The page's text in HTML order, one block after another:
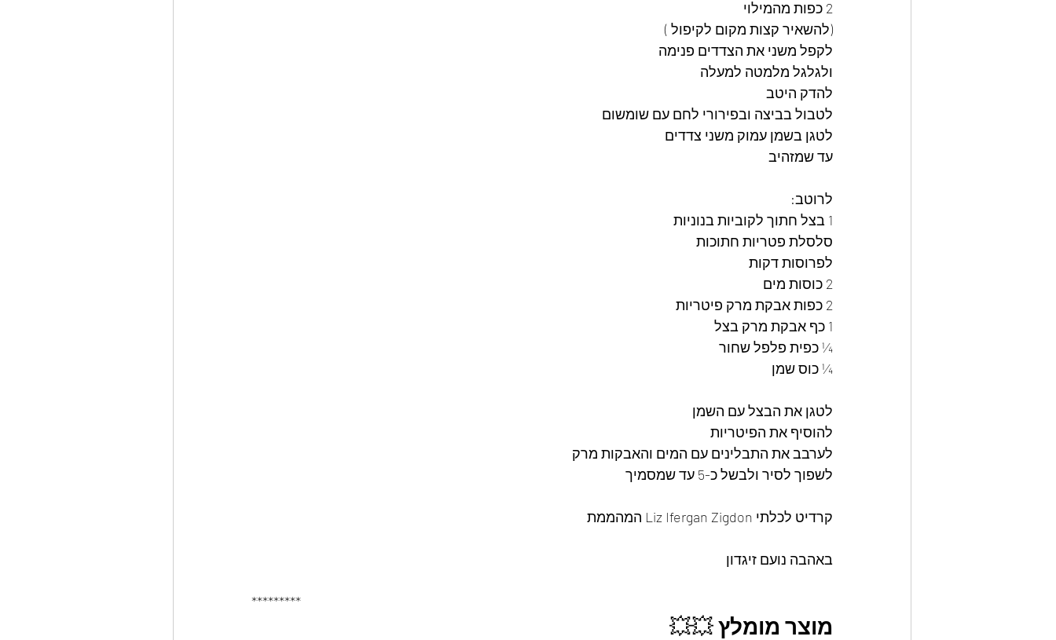
2 כפות מהמילוי
(להשאיר קצות מקום לקיפול )
לקפל משני את הצדדים פנימה
ולגלגל מלמטה למעלה
להדק היטב
לטבול בביצה ובפירורי לחם עם שומשום
לטגן בשמן עמוק משני צדדים
עד שמזהיב
לרוטב:
1 בצל חתוך לקוביות בנוניות
סלסלת פטריות חתוכות
לפרוסות דקות
2 כוסות מים
2 כפות אבקת מרק פיטריות
1 כף אבקת מרק בצל
¼ כפית פלפל שחור
¼ כוס שמן
לטגן את הבצל עם השמן
להוסיף את הפיטריות
לערבב את התבלינים עם המים והאבקות מרק
לשפוך לסיר ולבשל כ-5 עד שמסמיך
קרדיט לכלתי Liz Ifergan Zigdon המהממת
באהבה נועם זיגדון
*********
מוצר מומלץ 💥💥